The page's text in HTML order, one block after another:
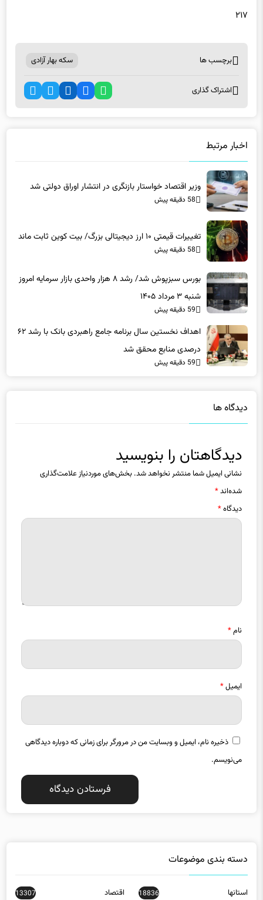
۲۱۷
برچسب ها سکه بهار آزادی
اشتراک گذاری
اخبار مرتبط
وزیر اقتصاد خواستار بازنگری در انتشار اوراق دولتی شد
58 دقیقه پیش
تغییرات قیمتی ۱۰ ارز دیجیتالی بزرگ/ بیت کوین ثابت ماند
58 دقیقه پیش
بورس سبزپوش شد/ رشد ۸ هزار واحدی بازار سرمایه امروز
شنبه ۳ مرداد ۱۴۰۵
59 دقیقه پیش
اهداف نخستین سال برنامه جامع راهبردی بانک با رشد ۶۲
درصدی منابع محقق شد
59 دقیقه پیش
دیدگاه ها
دیدگاهتان را بنویسید
نشانی ایمیل شما منتشر نخواهد شد. بخش‌های موردنیاز علامت‌گذاری
شده‌اند*
دیدگاه*
نام*
ایمیل*
ذخیره نام، ایمیل و وبسایت من در مرورگر برای زمانی که دوباره دیدگاهی
می‌نویسم.
دسته بندی موضوعات
استانها 18836 اقتصاد 13307